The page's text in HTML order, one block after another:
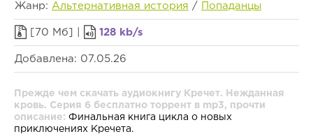
Жанр: Альтернативная история / Попаданцы
[70 Мб] | 128 kb/s
Добавлена: 07.05.26
Прежде чем скачать аудиокнигу Кречет. Нежданная
кровь. Серия 6 бесплатно торрент в mp3, прочти
описание: Финальная книга цикла о новых
приключениях Кречета.